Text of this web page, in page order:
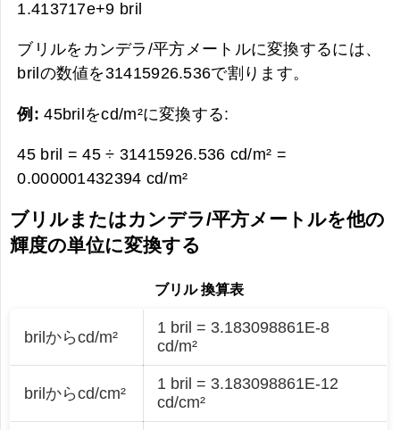
1.413717e+9 bril
ブリルをカンデラ/平方メートルに変換するには、
brilの数値を31415926.536で割ります。
例:45brilをcd/m²に変換する:
45 bril = 45 ÷ 31415926.536 cd/m² =
0.000001432394 cd/m²
ブリルまたはカンデラ/平方メートルを他の
輝度の単位に変換する
ブリル 換算表
brilからcd/m²
1 bril = 3.183098861E-8
cd/m²
brilからcd/cm²
1 bril = 3.183098861E-12
cd/cm²